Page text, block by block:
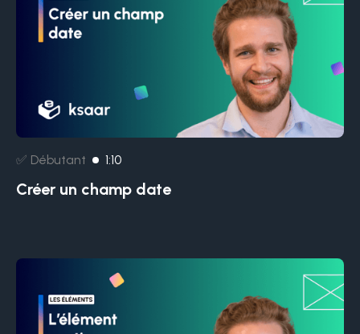
✅ Débutant 1:10
Créer un champ date